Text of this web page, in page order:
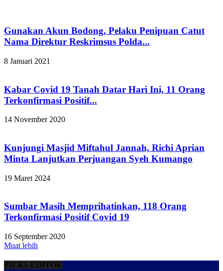
Gunakan Akun Bodong, Pelaku Penipuan Catut
Nama Direktur Reskrimsus Polda...
8 Januari 2021
Kabar Covid 19 Tanah Datar Hari Ini, 11 Orang
Terkonfirmasi Positif...
14 November 2020
Kunjungi Masjid Miftahul Jannah, Richi Aprian
Minta Lanjutkan Perjuangan Syeh Kumango
19 Maret 2024
Sumbar Masih Memprihatinkan, 118 Orang
Terkonfirmasi Positif Covid 19
16 September 2020
Muat lebih
PICKS EDITOR